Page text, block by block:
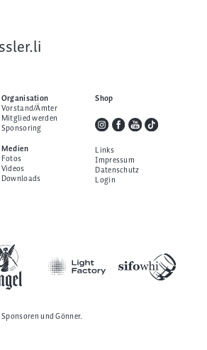
Organisation
Vorstand/Ämter
Mitglied werden
Sponsoring
Medien
Fotos
Videos
Downloads
Shop
Links
Impressum
Datenschutz
Login
Sponsoren und Gönner.